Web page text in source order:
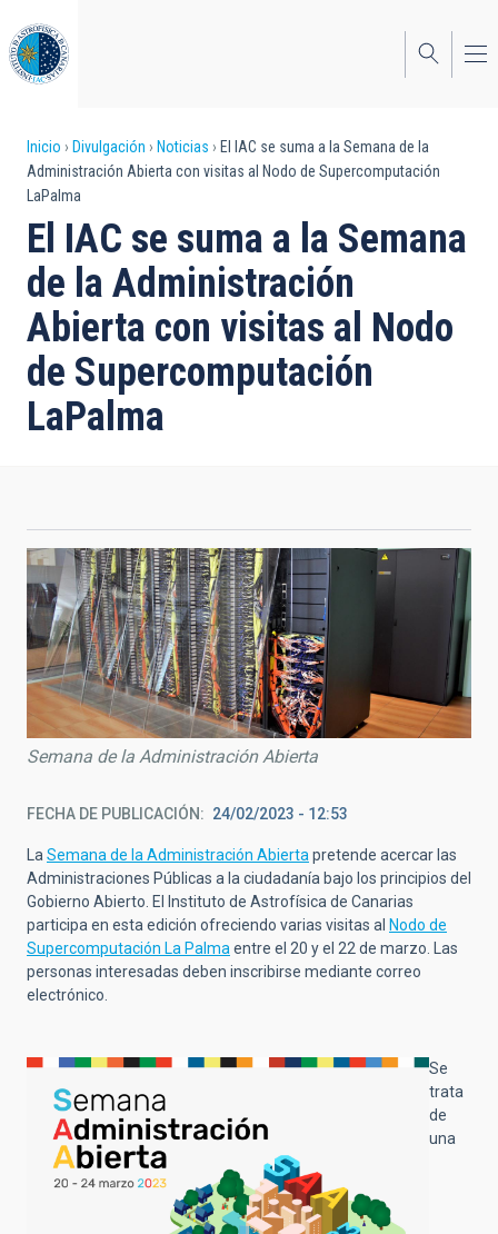
al
contenido
principal
Sobrescribir
enlaces
de
ayuda
a
la
navegación
Inicio Divulgación Noticias
El IAC se suma a la Semana de la
Administración Abierta con visitas al Nodo de Supercomputación
LaPalma
El IAC se suma a la Semana
de la Administración
Abierta con visitas al Nodo
de Supercomputación
LaPalma
Semana de la Administración Abierta
FECHA DE PUBLICACIÓN 24/02/2023 - 12:53
La Semana de la Administración Abierta pretende acercar las
Administraciones Públicas a la ciudadanía bajo los principios del
Gobierno Abierto. El Instituto de Astrofísica de Canarias
participa en esta edición ofreciendo varias visitas al Nodo de
Supercomputación La Palma entre el 20 y el 22 de marzo. Las
personas interesadas deben inscribirse mediante correo
electrónico.
Se
trata
de
una